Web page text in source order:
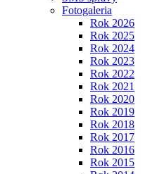
Fotogaleria
Rok 2026
Rok 2025
Rok 2024
Rok 2023
Rok 2022
Rok 2021
Rok 2020
Rok 2019
Rok 2018
Rok 2017
Rok 2016
Rok 2015